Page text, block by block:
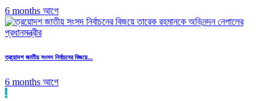
6 months আগে
ত্রয়োদশ জাতীয় সংসদ নির্বাচনের বিজয়ে...
6 months আগে
.